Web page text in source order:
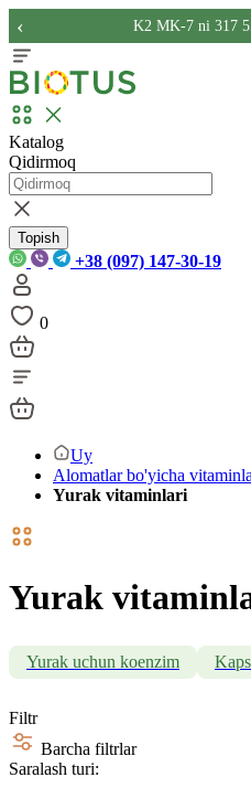
K2 MK-7 ni 317
‹
Katalog
Qidirmoq
Topish
+38 (097) 147-30-19
0
Uy
Alomatlar bo'yicha
Yurak vitaminlari
Yurak
Yurak uchun koenzim
Filtr
Barcha filtrlar
Saralash turi: